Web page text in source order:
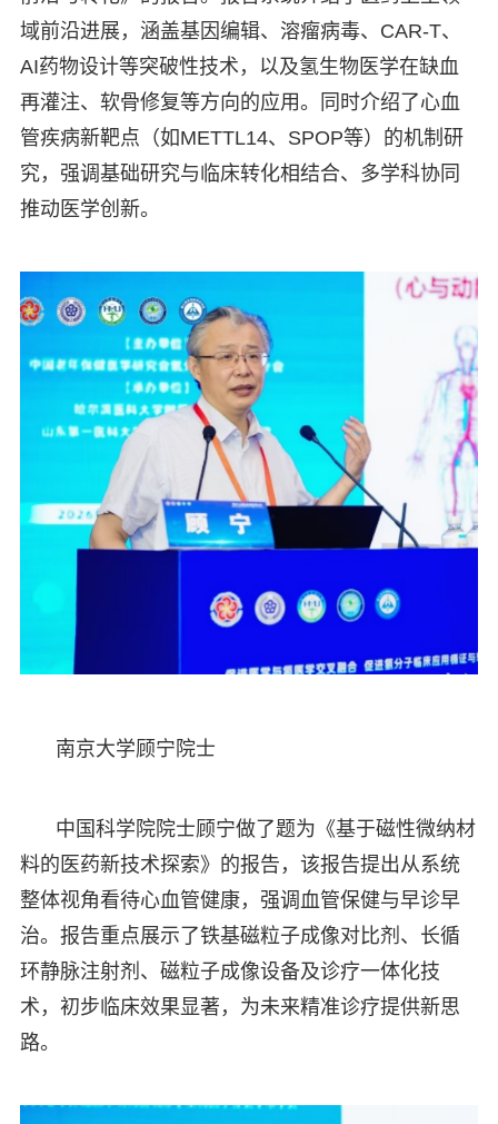
域前沿进展，涵盖基因编辑、溶瘤病毒、CAR-T、
AI药物设计等突破性技术，以及氢生物医学在缺血
再灌注、软骨修复等方向的应用。同时介绍了心血
管疾病新靶点（如METTL14、SPOP等）的机制研
究，强调基础研究与临床转化相结合、多学科协同
推动医学创新。
南京大学顾宁院士
中国科学院院士顾宁做了题为《基于磁性微纳材
料的医药新技术探索》的报告，该报告提出从系统
整体视角看待心血管健康，强调血管保健与早诊早
治。报告重点展示了铁基磁粒子成像对比剂、长循
环静脉注射剂、磁粒子成像设备及诊疗一体化技
术，初步临床效果显著，为未来精准诊疗提供新思
路。